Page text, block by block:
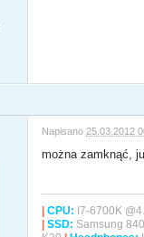
Napisano 25.03.2012
można zamknąć,
| CPU: I7-6700K
| SSD: Samsung